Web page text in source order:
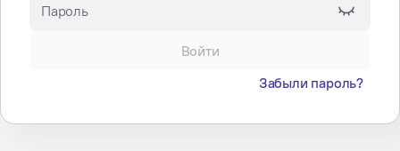
Пароль
Войти
Забыли пароль?